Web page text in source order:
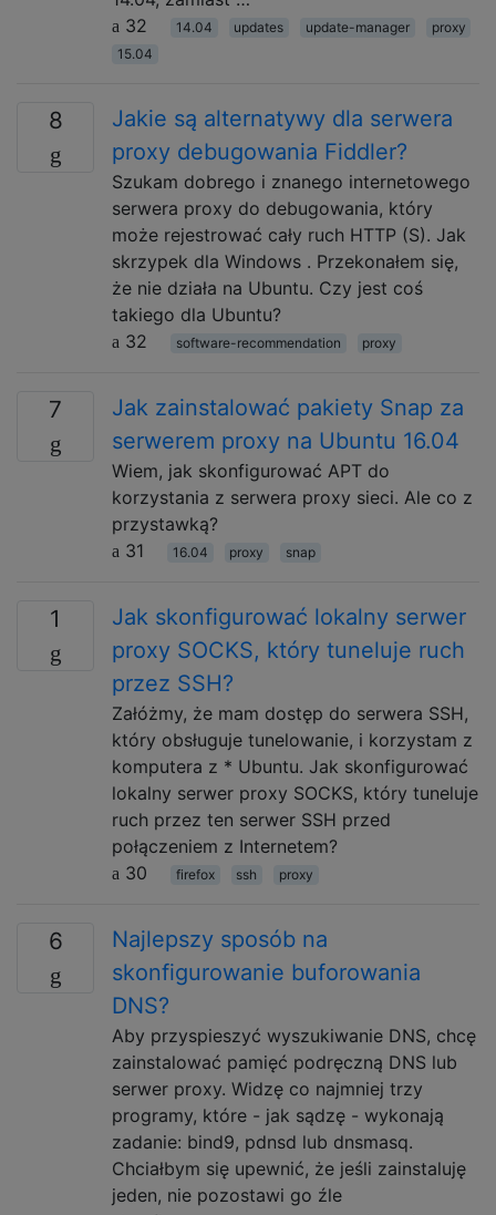
32
14.04 updates update-manager
proxy
15.04
8
Jakie są alternatywy dla serwera
proxy debugowania Fiddler?
Szukam dobrego i znanego internetowego
serwera proxy do debugowania, który
może rejestrować cały ruch HTTP (S). Jak
skrzypek dla Windows . Przekonałem się,
że nie działa na Ubuntu. Czy jest coś
takiego dla Ubuntu?
32
software-recommendation proxy
7
Jak zainstalować pakiety Snap za
serwerem proxy na Ubuntu 16.04
Wiem, jak skonfigurować APT do
korzystania z serwera proxy sieci. Ale co z
przystawką?
31
16.04 proxy snap
1
Jak skonfigurować lokalny serwer
proxy SOCKS, który tuneluje ruch
przez SSH?
Załóżmy, że mam dostęp do serwera SSH,
który obsługuje tunelowanie, i korzystam z
komputera z * Ubuntu. Jak skonfigurować
lokalny serwer proxy SOCKS, który tuneluje
ruch przez ten serwer SSH przed
połączeniem z Internetem?
30
firefox ssh proxy
6
Najlepszy sposób na
skonfigurowanie buforowania
DNS?
Aby przyspieszyć wyszukiwanie DNS, chcę
zainstalować pamięć podręczną DNS lub
serwer proxy. Widzę co najmniej trzy
programy, które - jak sądzę - wykonają
zadanie: bind9, pdnsd lub dnsmasq.
Chciałbym się upewnić, że jeśli zainstaluję
jeden, nie pozostawi go źle